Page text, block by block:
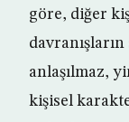
göre, diğer
anlaşılmaz,
kişisel